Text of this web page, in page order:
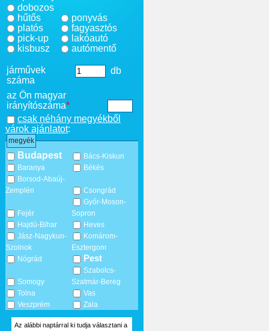
dobozos
hűtős
platós
pick-up
kisbusz
ponyvás
fagyasztós
lakóautó
autómentő
járművek
száma
db
az Ön magyar
irányítószáma*
csak néhány megyékből
várok ajánlatot:
megyék
Budapest
Bács-Kiskun
Baranya
Békés
Borsod-Abaúj-
Zemplén
Csongrád
Fejér
Győr-Moson-
Sopron
Hajdú-Bihar
Heves
Jász-Nagykun-
Szolnok
Komárom-
Esztergom
Nógrád
Pest
Somogy
Szabolcs-
Szatmár-Bereg
Tolna
Vas
Veszprém
Zala
Az alábbi naptárral ki tudja választani a